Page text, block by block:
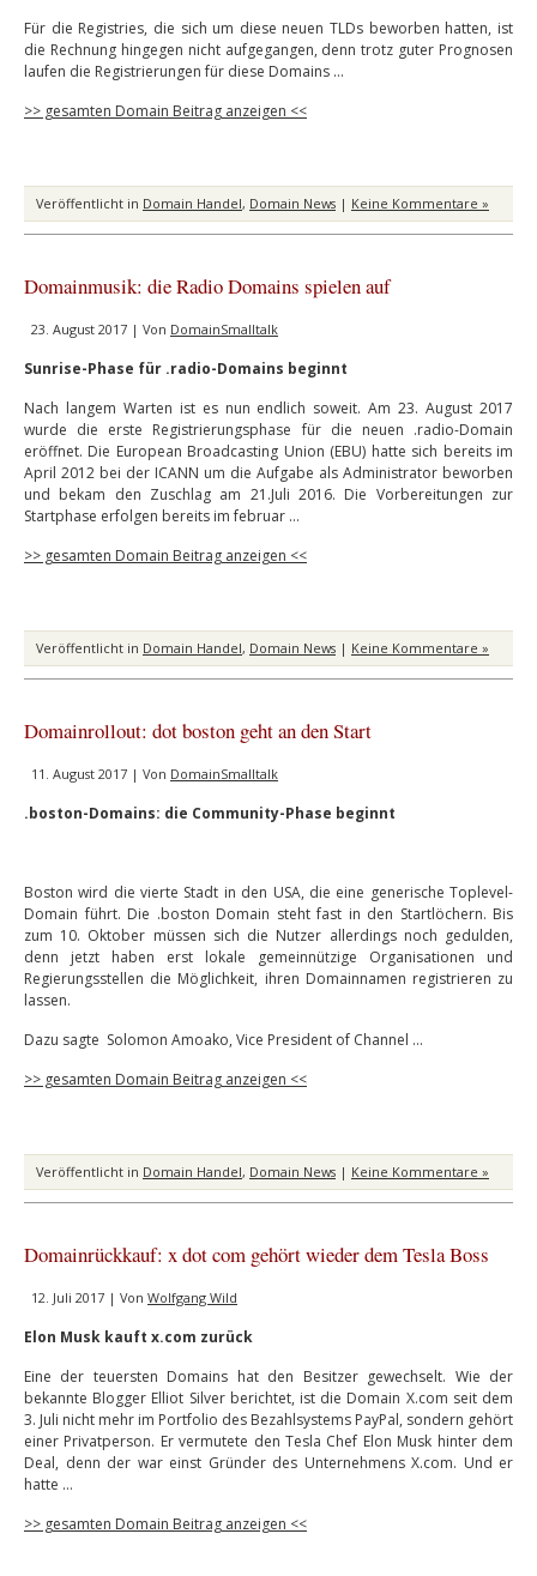
Für die Registries, die sich um diese neuen TLDs beworben hatten, ist
die Rechnung hingegen nicht aufgegangen, denn trotz guter Prognosen
laufen die Registrierungen für diese Domains …
>> gesamten Domain Beitrag anzeigen <<
Veröffentlicht in Domain Handel, Domain News | Keine Kommentare »
Domainmusik: die Radio Domains spielen auf
23. August 2017 | Von DomainSmalltalk
Sunrise-Phase für .radio-Domains beginnt
Nach langem Warten ist es nun endlich soweit. Am 23. August 2017
wurde die erste Registrierungsphase für die neuen .radio-Domain
eröffnet. Die European Broadcasting Union (EBU) hatte sich bereits im
April 2012 bei der ICANN um die Aufgabe als Administrator beworben
und bekam den Zuschlag am 21.Juli 2016. Die Vorbereitungen zur
Startphase erfolgen bereits im februar …
>> gesamten Domain Beitrag anzeigen <<
Veröffentlicht in Domain Handel, Domain News | Keine Kommentare »
Domainrollout: dot boston geht an den Start
11. August 2017 | Von DomainSmalltalk
.boston-Domains: die Community-Phase beginnt
Boston wird die vierte Stadt in den USA, die eine generische Toplevel-
Domain führt. Die .boston Domain steht fast in den Startlöchern. Bis
zum 10. Oktober müssen sich die Nutzer allerdings noch gedulden,
denn jetzt haben erst lokale gemeinnützige Organisationen und
Regierungsstellen die Möglichkeit, ihren Domainnamen registrieren zu
lassen.
Dazu sagte Solomon Amoako, Vice President of Channel …
>> gesamten Domain Beitrag anzeigen <<
Veröffentlicht in Domain Handel, Domain News | Keine Kommentare »
Domainrückkauf: x dot com gehört wieder dem Tesla Boss
12. Juli 2017 | Von Wolfgang Wild
Elon Musk kauft x.com zurück
Eine der teuersten Domains hat den Besitzer gewechselt. Wie der
bekannte Blogger Elliot Silver berichtet, ist die Domain X.com seit dem
3. Juli nicht mehr im Portfolio des Bezahlsystems PayPal, sondern gehört
einer Privatperson. Er vermutete den Tesla Chef Elon Musk hinter dem
Deal, denn der war einst Gründer des Unternehmens X.com. Und er
hatte …
>> gesamten Domain Beitrag anzeigen <<